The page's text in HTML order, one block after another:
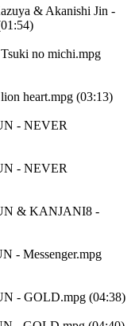
& Akanishi Jin -
no michi.mpg
heart.mpg (03:13)
- NEVER
- NEVER
& KANJANI8 -
- Messenger.mpg
- GOLD.mpg (04:38)